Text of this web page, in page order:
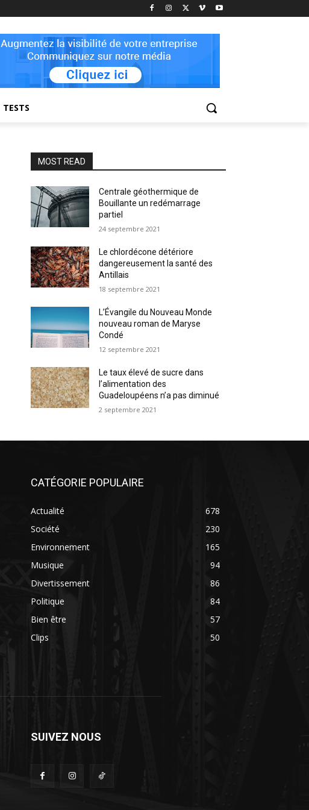
TESTS
MOST READ
Centrale géothermique de
Bouillante un redémarrage
partiel
24 septembre 2021
Le chlordécone détériore
dangereusement la santé des
Antillais
18 septembre 2021
L’Évangile du Nouveau Monde
nouveau roman de Maryse
Condé
12 septembre 2021
Le taux élevé de sucre dans
l’alimentation des
Guadeloupéens n’a pas diminué
2 septembre 2021
CATÉGORIE POPULAIRE
Actualité
678
Société
230
Environnement
165
Musique
94
Divertissement
86
Politique
84
Bien être
57
Clips
50
SUIVEZ NOUS